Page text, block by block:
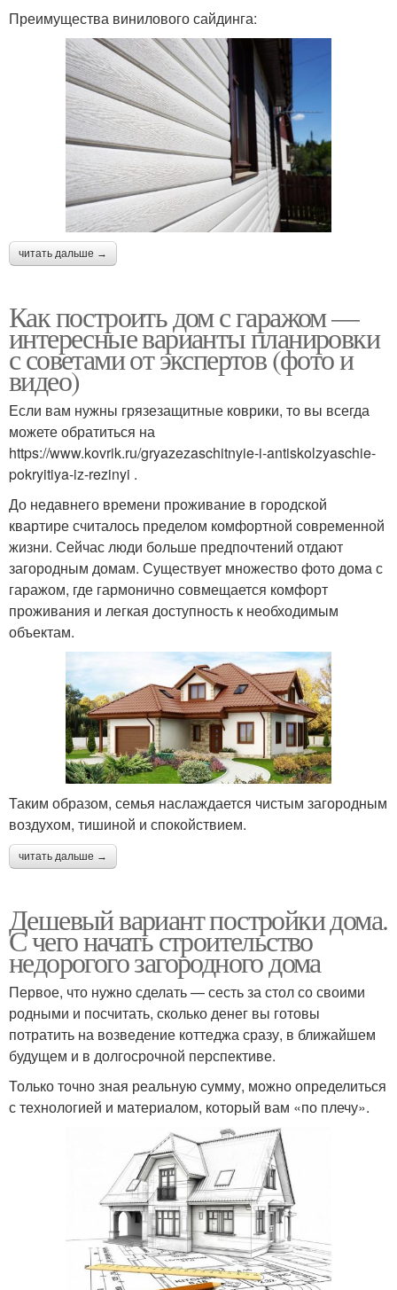
Преимущества винилового сайдинга:
читать дальше →
Как построить дом с гаражом —
интересные варианты планировки
с советами от экспертов (фото и
видео)
Если вам нужны грязезащитные коврики, то вы всегда
можете обратиться на
https://www.kovrik.ru/gryazezaschitnyie-i-antiskolzyaschie-
pokryitiya-iz-rezinyi .
До недавнего времени проживание в городской
квартире считалось пределом комфортной современной
жизни. Сейчас люди больше предпочтений отдают
загородным домам. Существует множество фото дома с
гаражом, где гармонично совмещается комфорт
проживания и легкая доступность к необходимым
объектам.
Таким образом, семья наслаждается чистым загородным
воздухом, тишиной и спокойствием.
читать дальше →
Дешевый вариант постройки дома.
С чего начать строительство
недорогого загородного дома
Первое, что нужно сделать — сесть за стол со своими
родными и посчитать, сколько денег вы готовы
потратить на возведение коттеджа сразу, в ближайшем
будущем и в долгосрочной перспективе.
Только точно зная реальную сумму, можно определиться
с технологией и материалом, который вам «по плечу».